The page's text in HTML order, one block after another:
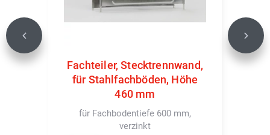
Fachteiler, Stecktrennwand,
für Stahlfachböden, Höhe
460 mm
für Fachbodentiefe 600 mm,
verzinkt
Previous Next